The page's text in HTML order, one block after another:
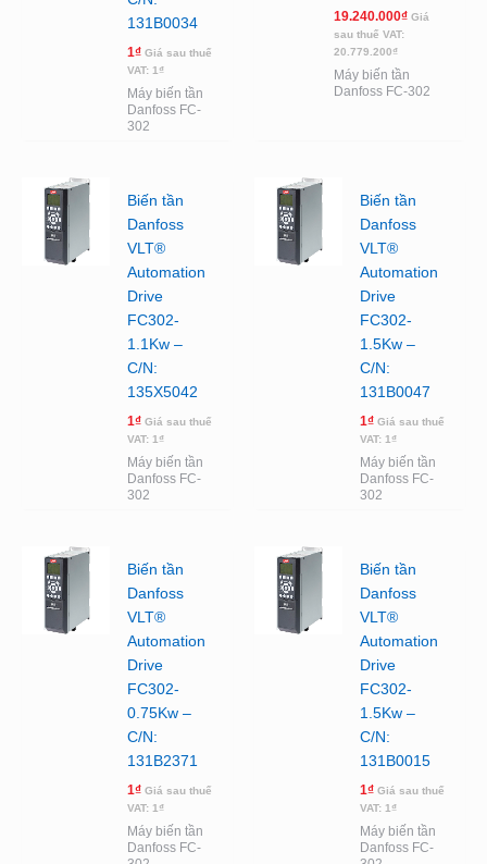
131B0034
1₫ Giá sau thuế
VAT: 1₫
Máy biến tần
Danfoss FC-
302
19.240.000₫ Giá
sau thuế VAT:
20.779.200₫
Máy biến tần
Danfoss FC-302
Biến tần
Danfoss
VLT®
Automation
Drive
FC302-
1.1Kw –
C/N:
135X5042
1₫ Giá sau thuế
VAT: 1₫
Máy biến tần
Danfoss FC-
302
Biến tần
Danfoss
VLT®
Automation
Drive
FC302-
1.5Kw –
C/N:
131B0047
1₫ Giá sau thuế
VAT: 1₫
Máy biến tần
Danfoss FC-
302
Biến tần
Danfoss
VLT®
Automation
Drive
FC302-
0.75Kw –
C/N:
131B2371
1₫ Giá sau thuế
VAT: 1₫
Máy biến tần
Danfoss FC-
Biến tần
Danfoss
VLT®
Automation
Drive
FC302-
1.5Kw –
C/N:
131B0015
1₫ Giá sau thuế
VAT: 1₫
Máy biến tần
Danfoss FC-